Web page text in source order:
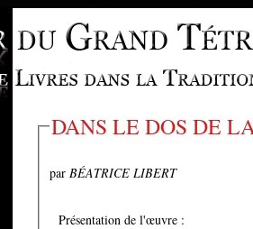
DANS LE DOS DE
par BÉATRICE LIBERT
Présentation de l'œuvre :